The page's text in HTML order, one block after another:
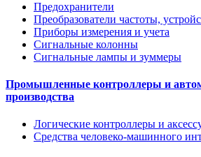
Предохранители
Преобразователи частоты,
Приборы измерения и учета
Сигнальные колонны
Сигнальные лампы и зуммеры
Промышленные контроллеры и
производства
Логические контроллеры и
Средства человеко-машинного